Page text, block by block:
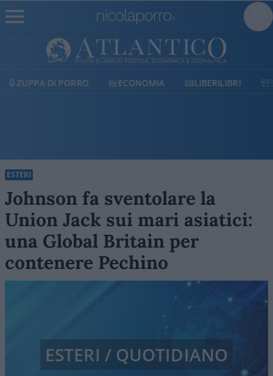
ECONOMIA LIBERILIBRI SHOP SOSTIENICI
ESTERI
Johnson fa sventolare la
Union Jack sui mari asiatici:
una Global Britain per
contenere Pechino
ESTERI / QUOTIDIANO